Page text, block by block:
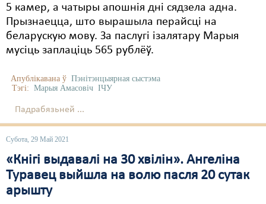
5 камер, а чатыры апошнія дні сядзела адна.
Прызнаецца, што вырашыла перайсці на
беларускую мову. За паслугі ізалятару Марыя
мусіць заплаціць 565 рублёў.
Апублікавана ў Пэнітэнцыярная сыстэма
Тэгі: Марыя Амасовіч ІЧУ
Падрабязьней ...
Субота, 29 Май 2021
«Кнігі выдавалі на 30 хвілін». Ангеліна
Туравец выйшла на волю пасля 20 сутак
арышту